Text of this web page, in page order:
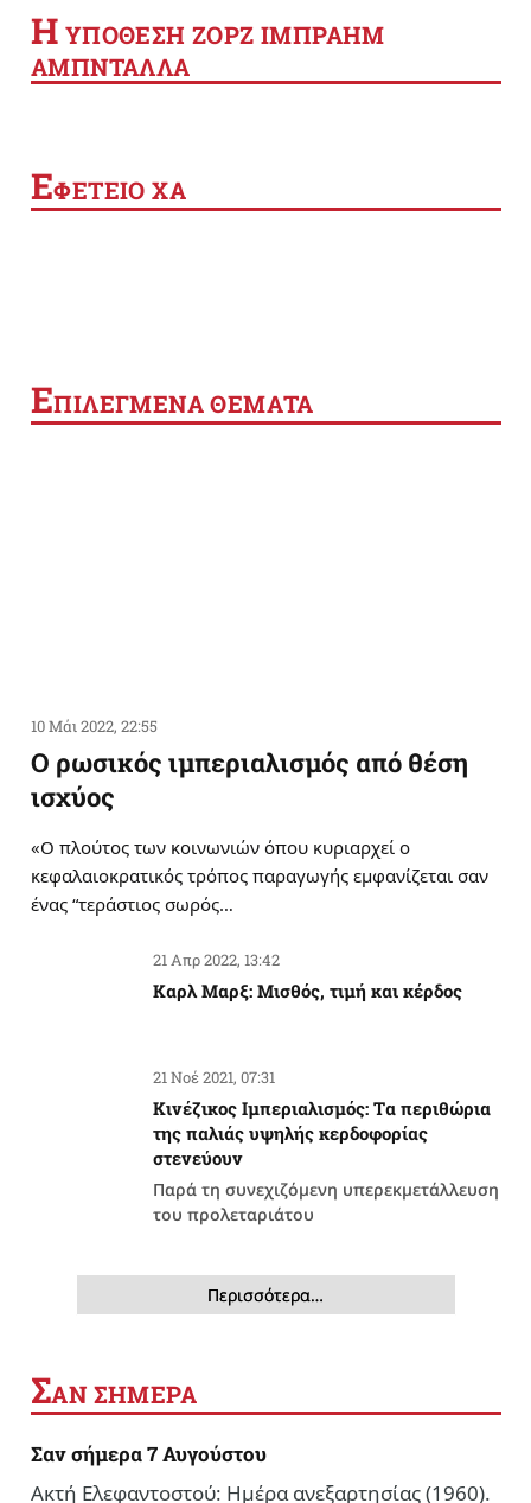
Η YΠΟΘΕΣΗ ΖΟΡΖ ΙΜΠΡΑΗΜ
ΑΜΠΝΤΑΛΛΑ
ΕΦΕΤΕΙΟ ΧΑ
ΕΠΙΛΕΓΜΕΝΑ ΘΕΜΑΤΑ
10 Μάι 2022, 22:55
Ο ρωσικός ιμπεριαλισμός από θέση
ισχύος
«Ο πλούτος των κοινωνιών όπου κυριαρχεί ο
κεφαλαιοκρατικός τρόπος παραγωγής εμφανίζεται σαν
ένας “τεράστιος σωρός…
21 Απρ 2022, 13:42
Καρλ Μαρξ: Μισθός, τιμή και κέρδος
21 Νοέ 2021, 07:31
Κινέζικος Ιμπεριαλισμός: Tα περιθώρια
της παλιάς υψηλής κερδοφορίας
στενεύουν
Παρά τη συνεχιζόμενη υπερεκμετάλλευση
του προλεταριάτου
Περισσότερα…
ΣΑΝ ΣΗΜΕΡΑ
Σαν σήμερα 7 Αυγούστου
Ακτή Ελεφαντοστού: Ημέρα ανεξαρτησίας (1960).